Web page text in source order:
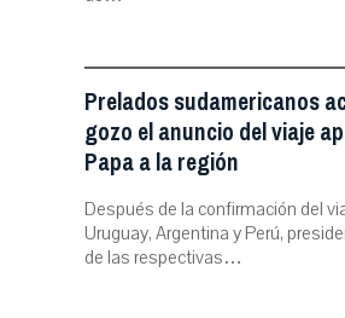
Prelados sudamericanos
gozo el anuncio del viaje
Papa a la región
Después de la confirmación del
Uruguay, Argentina y Perú,
de las respectivas…